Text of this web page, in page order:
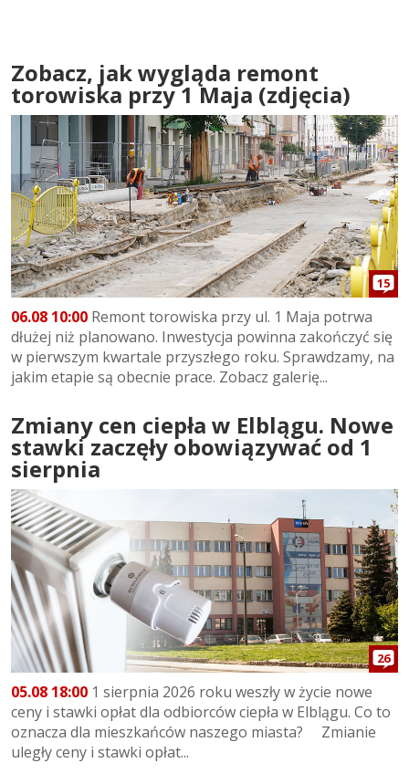
Zobacz, jak wygląda remont
torowiska przy 1 Maja (zdjęcia)
15
06.08 10:00 Remont torowiska przy ul. 1 Maja potrwa
dłużej niż planowano. Inwestycja powinna zakończyć się
w pierwszym kwartale przyszłego roku. Sprawdzamy, na
jakim etapie są obecnie prace. Zobacz galerię...
Zmiany cen ciepła w Elblągu. Nowe
stawki zaczęły obowiązywać od 1
sierpnia
26
05.08 18:00 1 sierpnia 2026 roku weszły w życie nowe
ceny i stawki opłat dla odbiorców ciepła w Elblągu. Co to
oznacza dla mieszkańców naszego miasta? Zmianie
uległy ceny i stawki opłat...